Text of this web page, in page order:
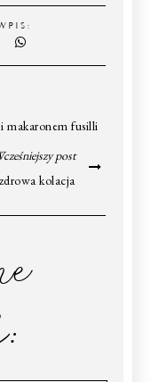
makaronem fusilli
post
kolacja